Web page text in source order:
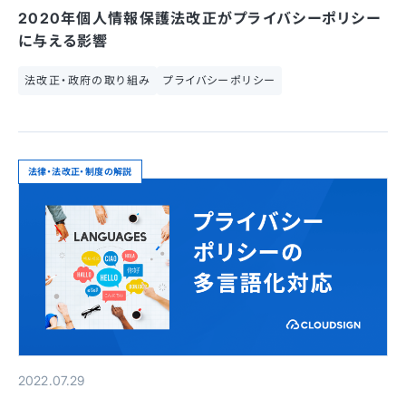
2020年個人情報保護法改正がプライバシーポリシー
に与える影響
法改正・政府の取り組み プライバシーポリシー
法律・法改正・制度の解説
2022.07.29